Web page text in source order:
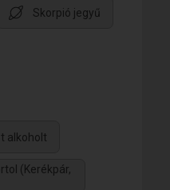
Skorpió jegyű
alkoholt
(Kerékpár,